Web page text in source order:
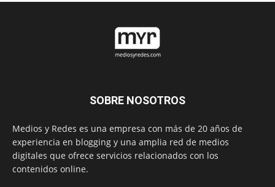
SOBRE NOSOTROS
Medios y Redes es una empresa con más de 20 años de
experiencia en blogging y una amplia red de medios
digitales que ofrece servicios relacionados con los
contenidos online.